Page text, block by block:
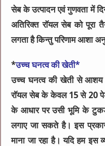
सेब के उत्पादन एवं गुणवता में
अतिरिक्त राॅयल सेब को पूरा
लगता है किन्तु परिणाम आशा
*उच्च घनत्व की खेती*
उच्च घनत्व की खेती से आशय
राॅयल सेब के केवल 15 से 20
के आधार पर उसी भूमि के
लगाए जा सकते है। इस
माना जा रहा है। यदि हम इस